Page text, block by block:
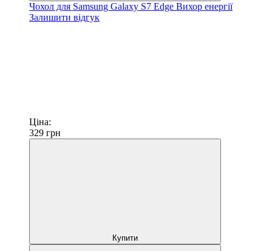
Чохол для Samsung Galaxy S7 Edge Вихор енергії
Залишити відгук
Ціна:
329 грн
Купити